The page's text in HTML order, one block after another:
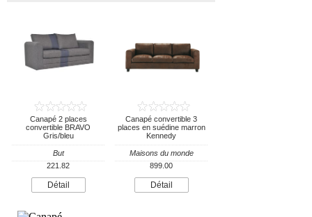
Canapé 2 places
convertible BRAVO
Gris/bleu
But
221.82
Détail
Canapé convertible 3
places en suédine marron
Kennedy
Maisons du monde
899.00
Détail